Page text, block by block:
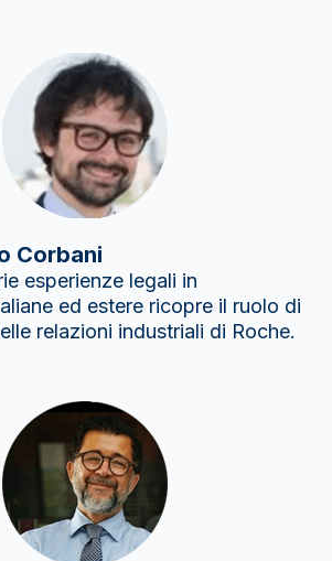
Corbani
esperienze legali in
ed estere ricopre il ruolo di
relazioni industriali di Roche.